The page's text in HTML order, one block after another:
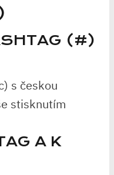
(#)
s českou
stisknutím
A K